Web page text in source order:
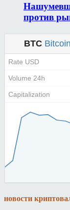
против
новости